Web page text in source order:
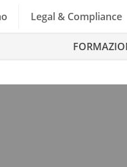
Legal & Compliance